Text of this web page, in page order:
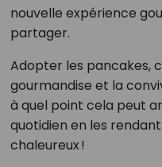
nouvelle expérience
partager.
Adopter les pancakes,
gourmandise et la
à quel point cela peut
quotidien en les
chaleureux !